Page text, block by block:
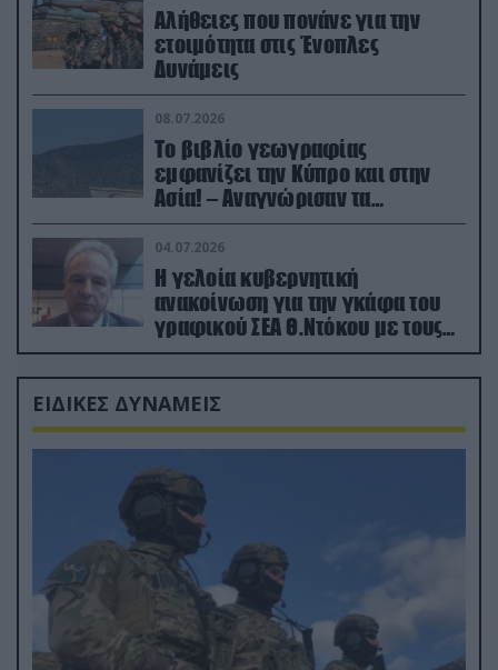
Αλήθειες που πονάνε για την
ετοιμότητα στις Ένοπλες
Δυνάμεις
08.07.2026
Το βιβλίο γεωγραφίας
εμφανίζει την Κύπρο και στην
Ασία! – Αναγνώρισαν τα
κατεχόμενα; (φωτο)
04.07.2026
Η γελοία κυβερνητική
ανακοίνωση για την γκάφα του
γραφικού ΣΕΑ Θ.Ντόκου με τους
Ρώσους φαρσέρ
ΕΙΔΙΚΕΣ ΔΥΝΑΜΕΙΣ